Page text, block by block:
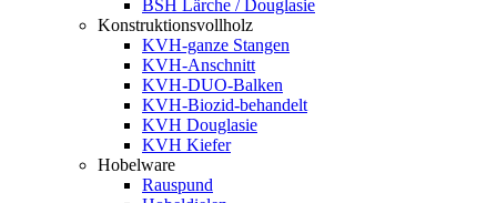
BSH Lärche / Douglasie
Konstruktionsvollholz
KVH-ganze Stangen
KVH-Anschnitt
KVH-DUO-Balken
KVH-Biozid-behandelt
KVH Douglasie
KVH Kiefer
Hobelware
Rauspund